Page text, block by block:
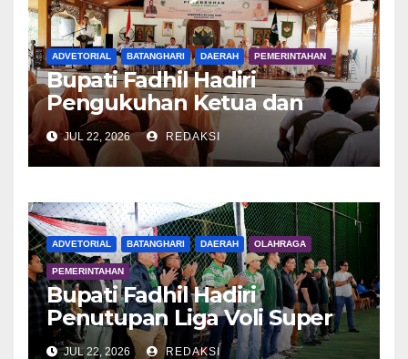
ADVETORIAL BATANGHARI DAERAH PEMERINTAHAN
Bupati Fadhil Hadiri
Pengukuhan Ketua dan
Pengurus DWP Batang Hari
2026
JUL 22, 2026 REDAKSI
ADVETORIAL BATANGHARI DAERAH OLAHRAGA
PEMERINTAHAN
Bupati Fadhil Hadiri
Penutupan Liga Voli Super
Tangguh 2026
JUL 22, 2026 REDAKSI